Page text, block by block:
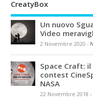
CreatyBox
Un nuovo
Video
2 Novembre 2020 -
Space Craft:
contest
NASA
22 Novembre 2018 -